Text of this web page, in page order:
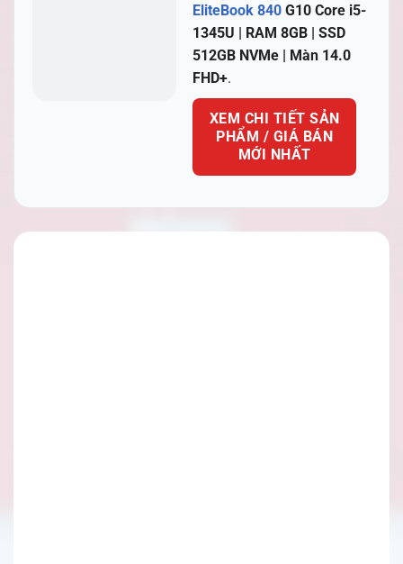
EliteBook 840 G10 Core i5-
1345U | RAM 8GB | SSD
512GB NVMe | Màn 14.0
FHD+.
XEM CHI TIẾT SẢN
PHẨM / GIÁ BÁN
MỚI NHẤT